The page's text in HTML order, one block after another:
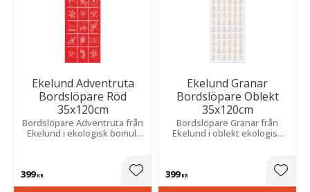
Ekelund Adventruta
Bordslöpare Röd
35x120cm
Bordslöpare Adventruta från
Ekelund i ekologisk bomull
traditionella juldekorationer.
399KR Lägg till i favoriter
Ekelund Granar
Bordslöpare Oblekt
35x120cm
Bordslöpare Granar från
Ekelund i oblekt ekologisk
399KR